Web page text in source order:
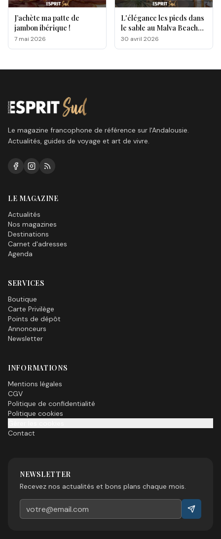
J’achète ma patte de
jambon ibérique !
7 mai 2026
L'élégance les pieds dans
le sable au Malva Beach
by Txema Palacio
30 avril 2026
Le magazine francophone de référence sur l'Andalousie.
Actualités, guides de voyage et art de vivre.
LE MAGAZINE
Actualités
Nos magazines
Destinations
Carnet d'adresses
Agenda
SERVICES
Boutique
Carte Privilège
Points de dépôt
Annonceurs
Newsletter
INFORMATIONS
Mentions légales
CGV
Politique de confidentialité
Politique cookies
Contact
NEWSLETTER
Recevez nos actualités et bons plans chaque mois.